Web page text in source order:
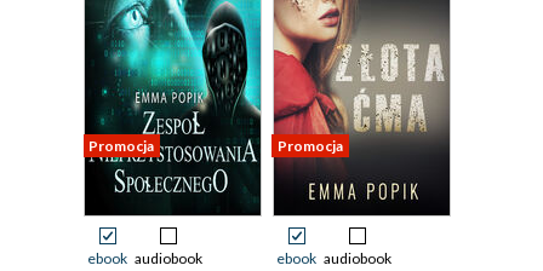
Promocja
ebook audiobook
Promocja
ebook audiobook